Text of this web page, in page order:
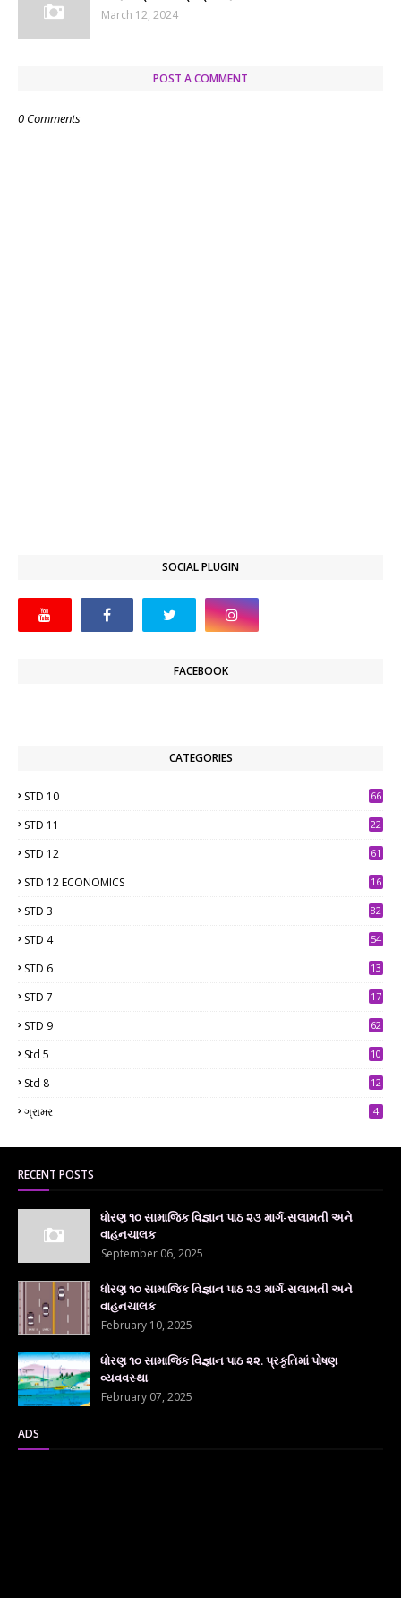
March 12, 2024
POST A COMMENT
0 Comments
SOCIAL PLUGIN
FACEBOOK
CATEGORIES
STD 10 66
STD 11 22
STD 12 61
STD 12 ECONOMICS 16
STD 3 82
STD 4 54
STD 6
13
STD 7
17
STD 9 62
Std 5
10
Std 8
12
ગ્રામર 4
RECENT POSTS
ધોરણ ૧૦ સામાજિક વિજ્ઞાન પાઠ ૨૩ માર્ગ-સલામતી અને
વાહનચાલક
September 06, 2025
ધોરણ ૧૦ સામાજિક વિજ્ઞાન પાઠ ૨૩ માર્ગ-સલામતી અને
વાહનચાલક
February 10, 2025
ધોરણ ૧૦ સામાજિક વિજ્ઞાન પાઠ ૨૨. પ્રકૃતિમાં પોષણ
વ્યવવસ્થા
February 07, 2025
ADS